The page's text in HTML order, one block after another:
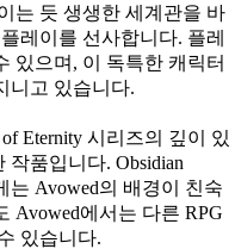
는 듯 생생한 세계관을 바
레이를 선사합니다. 플레
있으며, 이 독특한 캐릭터
니고 있습니다.
Eternity 시리즈의 깊이 있
품입니다. Obsidian
는 Avowed의 배경이 친숙
Avowed에서는 다른 RPG
있습니다.